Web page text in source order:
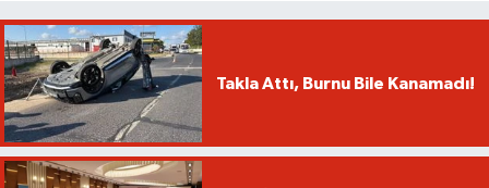
Takla Attı, Burnu Bile Kanamadı!